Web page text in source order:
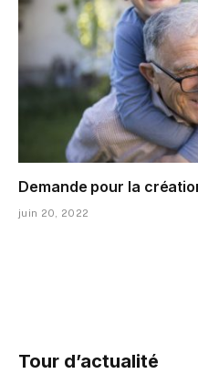
Demande pour la
juin 20, 2022
Tour d’actualité